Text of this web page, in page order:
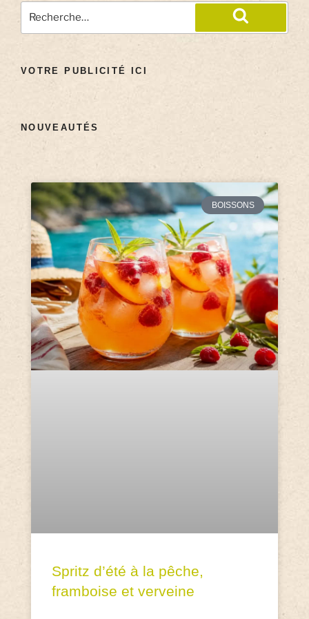
VOTRE PUBLICITÉ ICI
NOUVEAUTÉS
BOISSONS
Spritz d’été à la pêche,
framboise et verveine